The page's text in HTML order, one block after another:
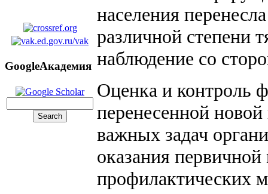
GoogleАкадемия
населения
различной степени
наблюдение со
Оценка и контроль
перенесенной
важных задач
оказания
профилактических